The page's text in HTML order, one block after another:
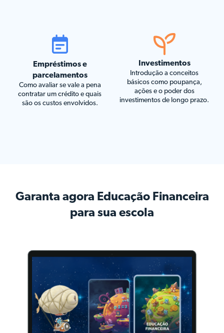
Empréstimos e
parcelamentos
Como avaliar se vale a pena
contratar um crédito e quais
são os custos envolvidos.
Investimentos
Introdução a conceitos
básicos como poupança,
ações e o poder dos
investimentos de longo prazo.
Garanta agora Educação Financeira
para sua escola